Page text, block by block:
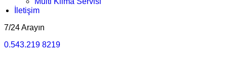
İletişim
7/24 Arayın
0.543.219 8219